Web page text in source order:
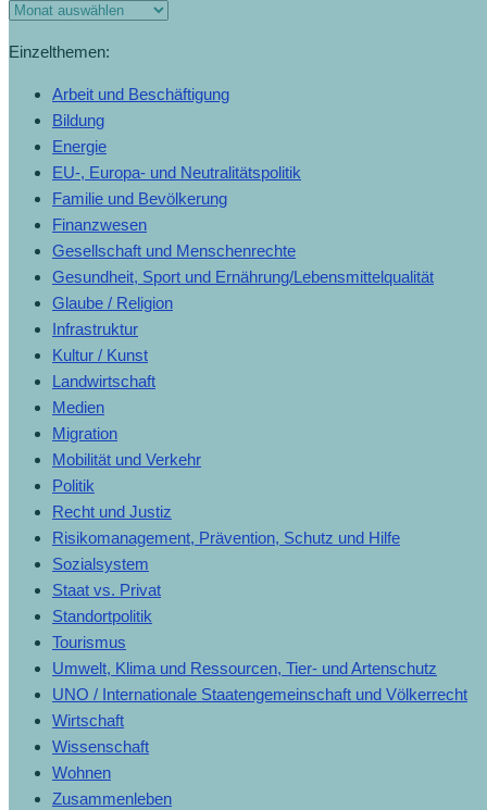
Einzelthemen:
Arbeit und Beschäftigung
Bildung
Energie
EU-, Europa- und Neutralitätspolitik
Familie und Bevölkerung
Finanzwesen
Gesellschaft und Menschenrechte
Gesundheit, Sport und Ernährung/Lebensmittelqualität
Glaube / Religion
Infrastruktur
Kultur / Kunst
Landwirtschaft
Medien
Migration
Mobilität und Verkehr
Politik
Recht und Justiz
Risikomanagement, Prävention, Schutz und Hilfe
Sozialsystem
Staat vs. Privat
Standortpolitik
Tourismus
Umwelt, Klima und Ressourcen, Tier- und Artenschutz
UNO / Internationale Staatengemeinschaft und Völkerrecht
Wirtschaft
Wissenschaft
Wohnen
Zusammenleben